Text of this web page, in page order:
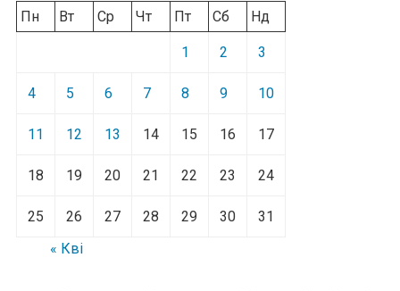
Пн
Вт Ср Чт Пт Сб Нд
1 2 3
4 5 6 7 8 9 10
11 12 13 14 15 16 17
18 19 20 21 22 23 24
25 26 27 28 29 30
31
« Кві